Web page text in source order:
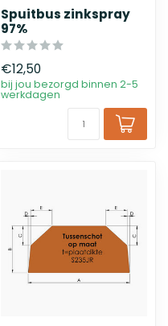
Spuitbus zinkspray
97%
€12,50
bij jou bezorgd binnen 2-5
werkdagen